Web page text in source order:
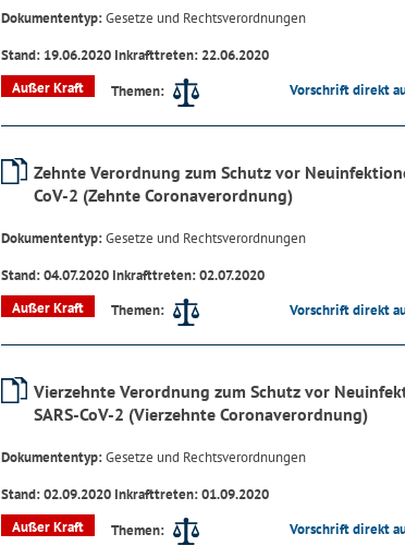
Dokumententyp:Gesetze und Rechtsverordnungen
Stand: 19.06.2020 Inkrafttreten: 22.06.2020
Außer Kraft
Themen: Vorschrift direkt
Zehnte Verordnung zum Schutz vor
CoV-2 (Zehnte Coronaverordnung)
Dokumententyp:Gesetze und Rechtsverordnungen
Stand: 04.07.2020 Inkrafttreten: 02.07.2020
Außer Kraft
Themen: Vorschrift direkt
Vierzehnte Verordnung zum Schutz vor
SARS-CoV-2 (Vierzehnte Coronaverordnung)
Dokumententyp:Gesetze und Rechtsverordnungen
Stand: 02.09.2020 Inkrafttreten: 01.09.2020
Außer Kraft
Themen: Vorschrift direkt